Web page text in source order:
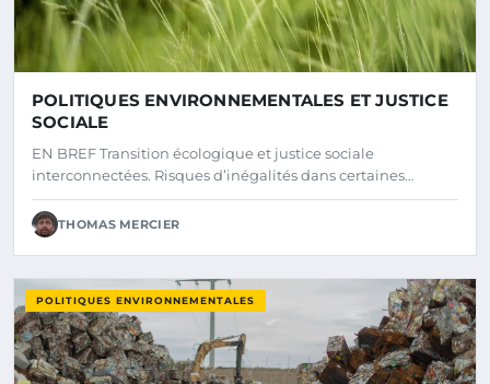
POLITIQUES ENVIRONNEMENTALES ET JUSTICE
SOCIALE
EN BREF Transition écologique et justice sociale
interconnectées. Risques d’inégalités dans certaines…
THOMAS MERCIER
POLITIQUES ENVIRONNEMENTALES